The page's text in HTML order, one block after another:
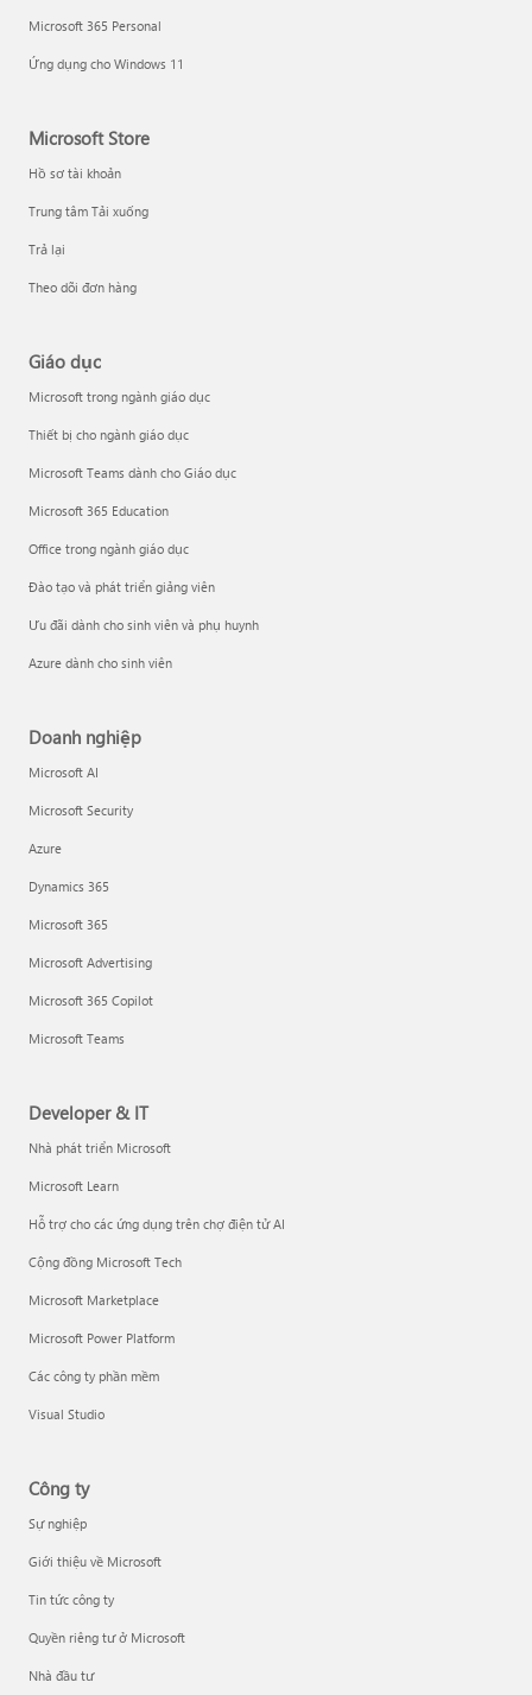
Microsoft 365 Personal
Ứng dụng cho Windows 11
Microsoft Store
Hồ sơ tài khoản
Trung tâm Tải xuống
Trả lại
Theo dõi đơn hàng
Giáo dục
Microsoft trong ngành giáo dục
Thiết bị cho ngành giáo dục
Microsoft Teams dành cho Giáo dục
Microsoft 365 Education
Office trong ngành giáo dục
Đào tạo và phát triển giảng viên
Ưu đãi dành cho sinh viên và phụ huynh
Azure dành cho sinh viên
Doanh nghiệp
Microsoft AI
Microsoft Security
Azure
Dynamics 365
Microsoft 365
Microsoft Advertising
Microsoft 365 Copilot
Microsoft Teams
Developer & IT
Nhà phát triển Microsoft
Microsoft Learn
Hỗ trợ cho các ứng dụng trên chợ điện tử AI
Cộng đồng Microsoft Tech
Microsoft Marketplace
Microsoft Power Platform
Các công ty phần mềm
Visual Studio
Công ty
Sự nghiệp
Giới thiệu về Microsoft
Tin tức công ty
Quyền riêng tư ở Microsoft
Nhà đầu tư